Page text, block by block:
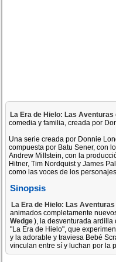
La Era de Hielo: Las Aventuras
comedia y familia, creada por
Una serie creada por Donnie
compuesta por Batu Sener, con
Andrew Millstein, con la
Hitner, Tim Nordquist y James
como las voces de los
Sinopsis
La Era de Hielo: Las
animados completamente
Wedge), la desventurada ardilla
"La Era de Hielo", que
y la adorable y traviesa Bebé
vinculan entre sí y luchan por la